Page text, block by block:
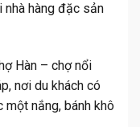
hàng đặc sản
Hàn – chợ nổi
nơi du khách có
nắng, bánh khô